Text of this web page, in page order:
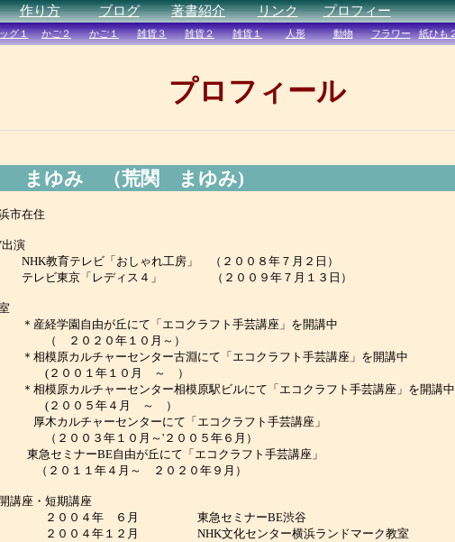
プロフィール
まゆみ （荒関 まゆみ)
市在住
演
教育テレビ「おしゃれ工房」 （２００８年７月２日）
レビ東京「レディス４」 （２００９年７月１３日）
産経学園自由が丘にて「エコクラフト手芸講座」を開講中
２０２０年１０月～）
相模原カルチャーセンター古淵にて「エコクラフト手芸講座」を開講中
００１年１０月 ～ ）
相模原カルチャーセンター相模原駅ビルにて「エコクラフト手芸講座」を開講中
００５年４月 ～ ）
木カルチャーセンターにて「エコクラフト手芸講座」
２００３年１０月～'２００５年６月）
急セミナーBE自由が丘にて「エコクラフト手芸講座」
２０１１年４月～ ２０２０年９月）
講座・短期講座
００４年 ６月 東急セミナーBE渋谷
００４年１２月 NHK文化センター横浜ランドマーク教室